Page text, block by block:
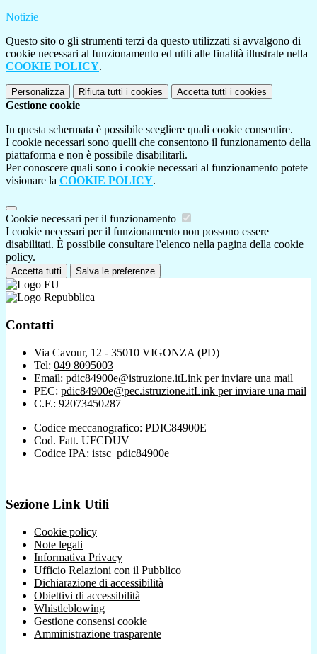
Notizie
Questo sito o gli strumenti terzi da questo utilizzati si avvalgono di
cookie necessari al funzionamento ed utili alle finalità illustrate nella
COOKIE POLICY.
Personalizza Rifiuta tutti i cookies Accetta tutti i cookies
Gestione cookie
In questa schermata è possibile scegliere quali cookie consentire.
I cookie necessari sono quelli che consentono il funzionamento della
piattaforma e non è possibile disabilitarli.
Per conoscere quali sono i cookie necessari al funzionamento potete
visionare la COOKIE POLICY.
Cookie necessari per il funzionamento
I cookie necessari per il funzionamento non possono essere
disabilitati. È possibile consultare l'elenco nella pagina della cookie
policy.
Accetta tutti Salva le preferenze
Contatti
Via Cavour, 12 - 35010 VIGONZA (PD)
Tel: 049 8095003
Email: pdic84900e@istruzione.itLink per inviare una mail
PEC: pdic84900e@pec.istruzione.itLink per inviare una mail
C.F.: 92073450287
Codice meccanografico: PDIC84900E
Cod. Fatt. UFCDUV
Codice IPA: istsc_pdic84900e
Sezione Link Utili
Cookie policy
Note legali
Informativa Privacy
Ufficio Relazioni con il Pubblico
Dichiarazione di accessibilità
Obiettivi di accessibilità
Whistleblowing
Gestione consensi cookie
Amministrazione trasparente